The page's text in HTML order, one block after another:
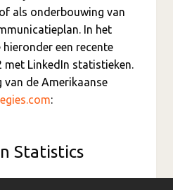
als onderbouwing van
In het
een recente
LinkedIn statistieken.
de Amerikaanse
:
Statistics